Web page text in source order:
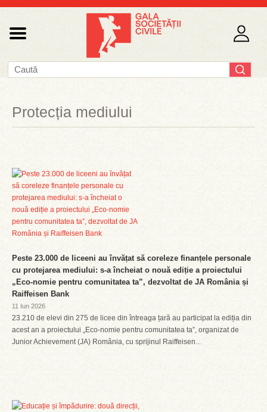
Protecția mediului
Peste 23.000 de liceeni au învățat să coreleze finanțele personale
cu protejarea mediului: s-a încheiat o nouă ediție a proiectului
„Eco-nomie pentru comunitatea ta”, dezvoltat de JA România și
Raiffeisen Bank
11 Iun 2026
23.210 de elevi din 275 de licee din întreaga țară au participat la ediția din
acest an a proiectului „Eco-nomie pentru comunitatea ta”, organizat de
Junior Achievement (JA) România, cu sprijinul Raiffeisen...